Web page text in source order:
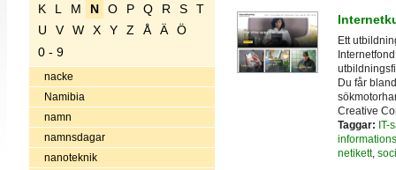
K
L M N O P Q R S
T
U
V W X Y Z Å Ä
Ö
0 - 9
nacke
Namibia
namn
namnsdagar
nanoteknik
Ett
Du får
Creative
Taggar: IT-
netikett,